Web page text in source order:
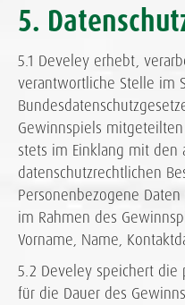
5.
5.1 Develey erhebt,
verantwortliche Stelle im
Gewinnspiels
stets im Einklang mit den
datenschutzrechtlichen
Personenbezogene
im Rahmen des
Vorname, Name,
5.2 Develey speichert die
für die Dauer des